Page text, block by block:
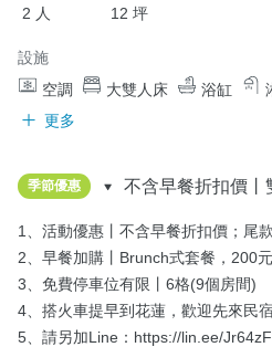
2 人
12 坪
設施
空調
大雙人床 浴缸
更多
季節優惠 不含早餐折扣價丨
1、活動優惠丨不含早餐折扣價；尾
2、早餐加購丨Brunch式套餐，200
3、免費停車位有限丨6格(9個房間)
4、搭火車提早到花蓮，歡迎先來民
5、請另加Line：https://lin.ee/